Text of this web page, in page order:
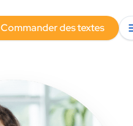
Commander des textes